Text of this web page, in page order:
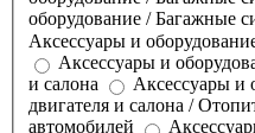
оборудование / Багажные
Аксессуары и
Аксессуары и
и салона
Аксессуары и
двигателя и салона /
автомобилей